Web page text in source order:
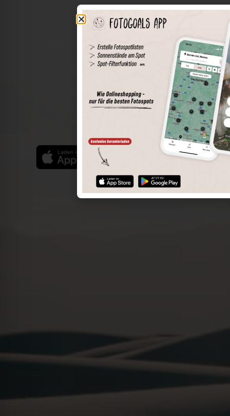
Die Welt der Orte in deiner Tasche
Spots speichern
Sonnenstände am Spot
Spotdetails
Filterfunktion
Finde die besten Fotospots noch einfacher mit unserer
App für iOS und Android und genieße einen größeren